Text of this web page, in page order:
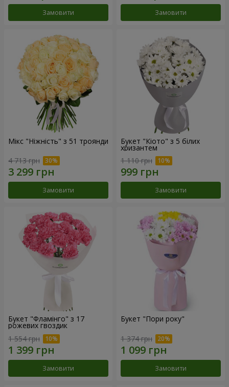
Замовити Замовити
Мікс "Ніжність" з 51 троянди
4 713 грн
Замовити
Букет "Кіото" з 5 білих
хризантем
1 110 грн
Замовити
Букет "Фламінго" з 17
рожевих гвоздик
1 554 грн
Замовити
Букет "Пори року"
1 374 грн
Замовити